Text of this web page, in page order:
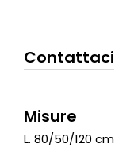
Contattaci
Misure
L. 80/50/120 cm